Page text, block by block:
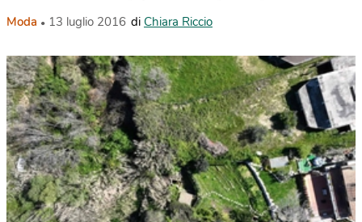
Moda 13 luglio 2016 di Chiara Riccio